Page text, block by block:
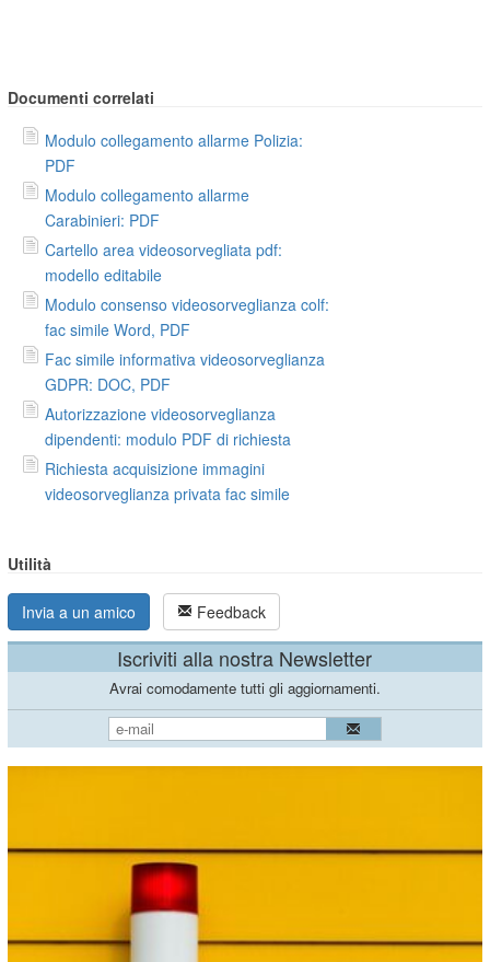
Documenti correlati
Modulo collegamento allarme Polizia:
PDF
Modulo collegamento allarme
Carabinieri: PDF
Cartello area videosorvegliata pdf:
modello editabile
Modulo consenso videosorveglianza colf:
fac simile Word, PDF
Fac simile informativa videosorveglianza
GDPR: DOC, PDF
Autorizzazione videosorveglianza
dipendenti: modulo PDF di richiesta
Richiesta acquisizione immagini
videosorveglianza privata fac simile
Utilità
Invia a un amico Feedback
Iscriviti alla nostra Newsletter
Avrai comodamente tutti gli aggiornamenti.